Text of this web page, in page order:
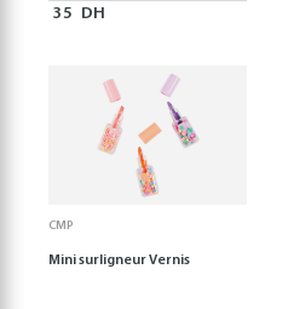
35 DH
CMP
Mini surligneur Vernis